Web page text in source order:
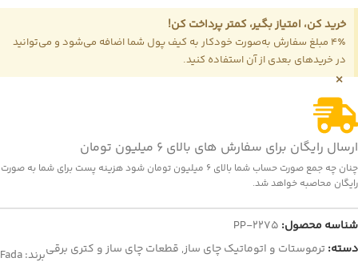
خرید کن، امتیاز بگیر، کمتر پرداخت کن!
4٪ مبلغ سفارش به‌صورت خودکار به کیف پول شما اضافه می‌شود و می‌توانید
در خریدهای بعدی از آن استفاده کنید.
×
ارسال رایگان برای سفارش های بالای 6 میلیون تومان
چنان چه جمع صورت حساب شما بالای 6 میلیون تومان شود هزینه پست برای شما به صورت
رایگان محاصبه خواهد شد.
شناسه محصول: PP-2275
دسته:ترموستات و اتوماتیک چای ساز, قطعات چای ساز و کتری برقیبرند:Fada